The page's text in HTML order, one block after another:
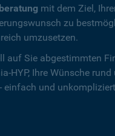
mit dem Ziel,
zu
umzusetzen.
auf Sie abgestimmten
HYP, Ihre Wünsche
einfach und